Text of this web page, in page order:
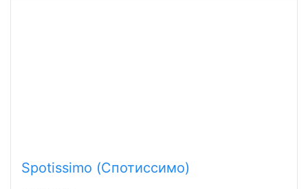
Spotissimo (Спотиссимо)